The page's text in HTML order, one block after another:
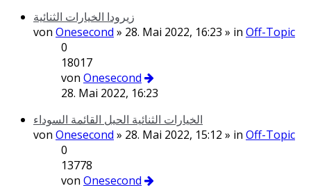
زيرودا الخيارات الثنائية
von Onesecond » 28. Mai 2022, 16:23 » in Off-Topic
0
18017
von Onesecond
28. Mai 2022, 16:23
الخيارات الثنائية الحيل القائمة السوداء
von Onesecond » 28. Mai 2022, 15:12 » in Off-Topic
0
13778
von Onesecond